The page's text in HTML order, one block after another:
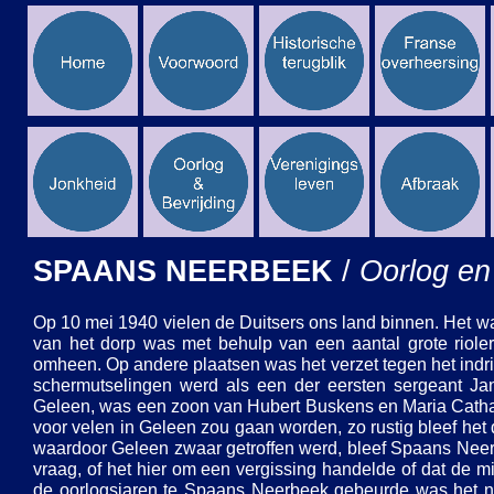
Op 10 mei 1940 vielen de Duitsers ons land binnen. Het
van het dorp was met behulp van een aantal grote
omheen. Op andere plaatsen was het verzet tegen het
schermutselingen werd als een der eersten sergeant
Geleen, was een zoon van Hubert Buskens en Maria
voor velen in Geleen zou gaan worden, zo rustig bleef
waardoor Geleen zwaar getroffen werd, bleef Spaans
vraag, of het hier om een vergissing handelde of dat de
de oorlogsjaren te Spaans Neerbeek gebeurde was het
SPAANS NEERBEEK / Oorlog